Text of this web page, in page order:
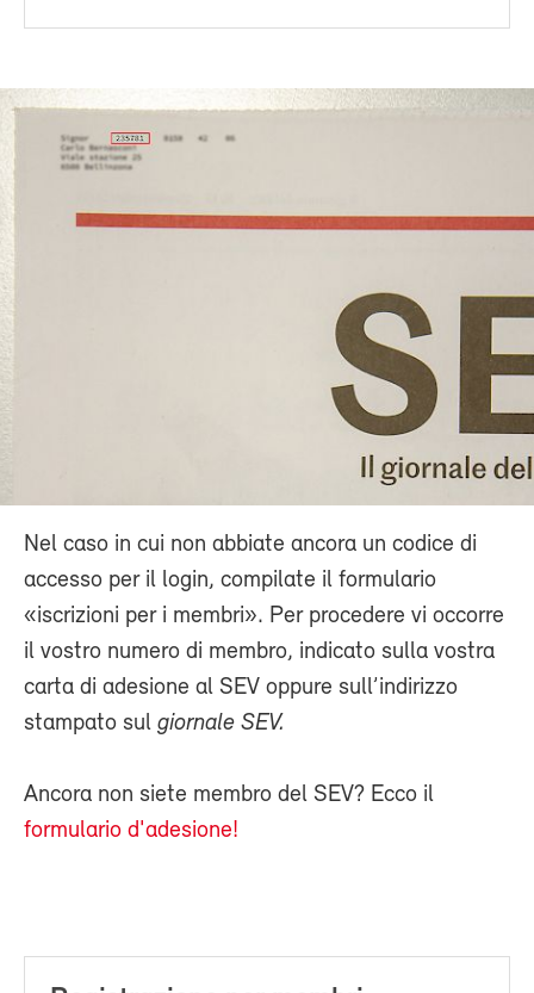
Nel caso in cui non abbiate ancora un codice di
accesso per il login, compilate il formulario
«iscrizioni per i membri». Per procedere vi occorre
il vostro numero di membro, indicato sulla vostra
carta di adesione al SEV oppure sull’indirizzo
stampato sul giornale SEV.
Ancora non siete membro del SEV? Ecco il
formulario d'adesione!